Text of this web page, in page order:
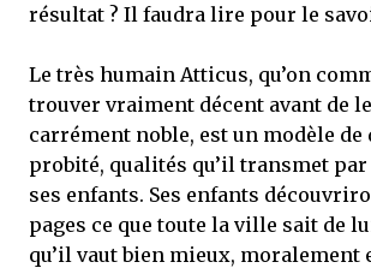
résultat ? Il faudra lire pour le
Le très humain Atticus, qu’on
trouver vraiment décent avant de
carrément noble, est un modèle de
probité, qualités qu’il transmet par
ses enfants. Ses enfants
pages ce que toute la ville sait de
qu’il vaut bien mieux, moralement